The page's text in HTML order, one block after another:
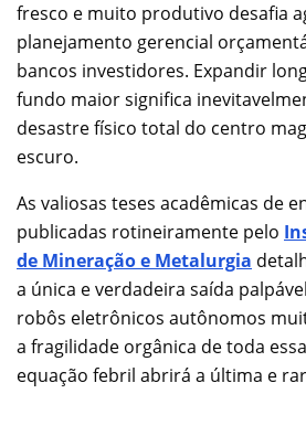
fresco e muito produtivo desafia
planejamento gerencial
bancos investidores. Expandir
fundo maior significa
desastre físico total do centro
escuro.
As valiosas teses acadêmicas de
publicadas rotineiramente pelo
de Mineração e Metalurgia
a única e verdadeira saída
robôs eletrônicos autônomos
a fragilidade orgânica de toda
equação febril abrirá a última e